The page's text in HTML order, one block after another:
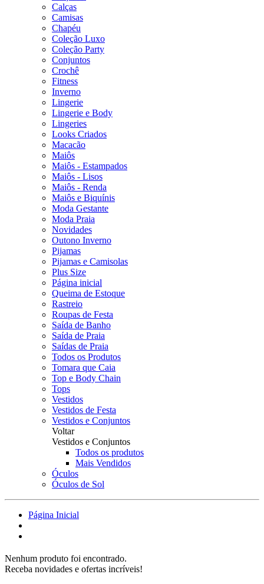
Calças
Camisas
Chapéu
Coleção Luxo
Coleção Party
Conjuntos
Crochê
Fitness
Inverno
Lingerie
Lingerie e Body
Lingeries
Looks Criados
Macacão
Maiôs
Maiôs - Estampados
Maiôs - Lisos
Maiôs - Renda
Maiôs e Biquínis
Moda Gestante
Moda Praia
Novidades
Outono Inverno
Pijamas
Pijamas e Camisolas
Plus Size
Página inicial
Queima de Estoque
Rastreio
Roupas de Festa
Saída de Banho
Saída de Praia
Saídas de Praia
Todos os Produtos
Tomara que Caia
Top e Body Chain
Tops
Vestidos
Vestidos de Festa
Vestidos e Conjuntos
Voltar
Vestidos e Conjuntos
Todos os produtos
Mais Vendidos
Óculos
Óculos de Sol
Página Inicial
Nenhum produto foi encontrado.
Receba novidades e ofertas incríveis!